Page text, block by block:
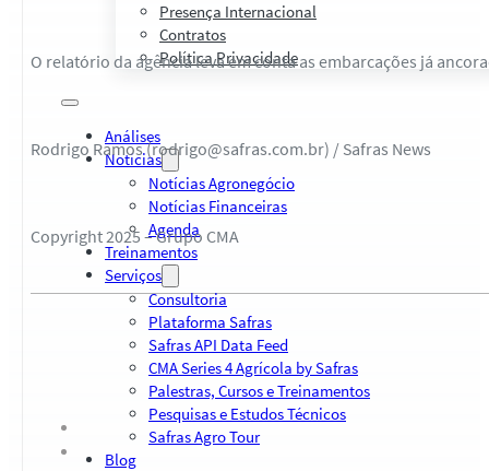
Presença Internacional
Contratos
Política Privacidade
Análises
Notícias
Notícias Agronegócio
Notícias Financeiras
Agenda
Treinamentos
Serviços
Consultoria
Plataforma Safras
Safras API Data Feed
CMA Series 4 Agrícola by Safras
Palestras, Cursos e Treinamentos
Pesquisas e Estudos Técnicos
Safras Agro Tour
Blog
O relatório da agência leva em conta as embarcações já
Rodrigo Ramos (rodrigo@safras.com.br) / Safras News
Copyright 2025 – Grupo CMA